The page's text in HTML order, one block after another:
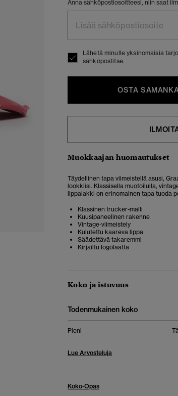
Anna sähköpostiosoitteesi, niin saat
Lähetä minulle yksinomaisia
sähköpostitse.
OSTA
Muokkaajan huomautukset
Täydellinen tapa viimeistellä asusi,
lookkiisi. Klassisella muotoilulla,
lippalakki on erinomainen tapa tuoda
Klassinen trucker-malli
Kuusipaneelinen rakenne
Vintage-viimeistely
Kulutettu kaareva lippa
Säädettävä takaremmi
Kirjailtu logolaatta
Koko ja istuvuus
Todenmukainen koko
Pieni
Lue Arvosteluja
Koko-Opas